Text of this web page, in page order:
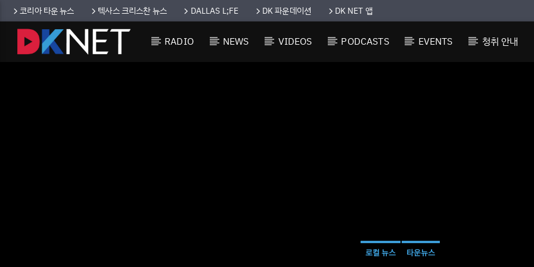
코리아 타운 뉴스 텍사스 크리스찬 뉴스 DALLAS L;FE DK 파운데이션 DK NET 앱
RADIO NEWS VIDEOS PODCASTS EVENTS 청취 안내
로컬 뉴스 타운뉴스